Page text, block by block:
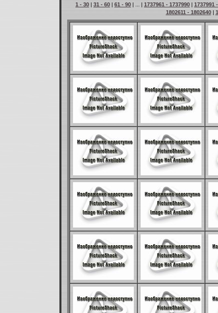
1 - 30 | 31 - 60 | 61 - 90 | ... | 1737961 - 1737990 | 1737991
1802611 - 1802640|